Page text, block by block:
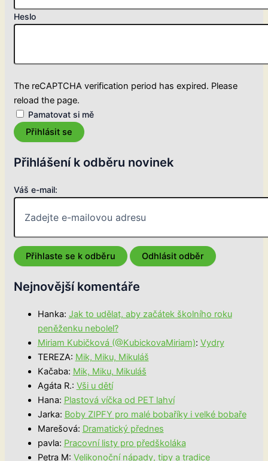
Heslo
The reCAPTCHA verification period has expired. Please
reload the page.
Pamatovat si mě
Přihlásit se
Přihlášení k odběru novinek
Váš e-mail:
Nejnovější komentáře
Hanka: Jak to udělat, aby začátek školního roku
peněženku nebolel?
Miriam Kubičková (@KubickovaMiriam): Vydry
TEREZA: Mik, Miku, Mikuláš
Kačaba: Mik, Miku, Mikuláš
Agáta R.: Vši u dětí
Hana: Plastová víčka od PET lahví
Jarka: Boby ZIPFY pro malé bobaříky i velké bobaře
Marešová: Dramatický přednes
pavla: Pracovní listy pro předškoláka
Petra M: Velikonoční nápady, tipy a tradice